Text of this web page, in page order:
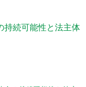
持続可能性と法主体